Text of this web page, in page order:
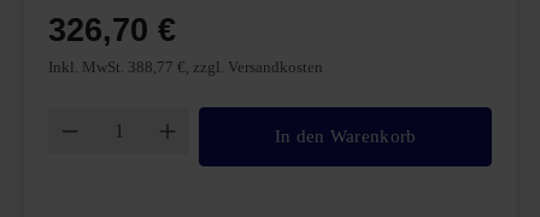
326,70 €
Inkl. MwSt. 388,77 €, zzgl. Versandkosten
Produkt Anzahl: Gib den gewünschten
In den Warenkorb